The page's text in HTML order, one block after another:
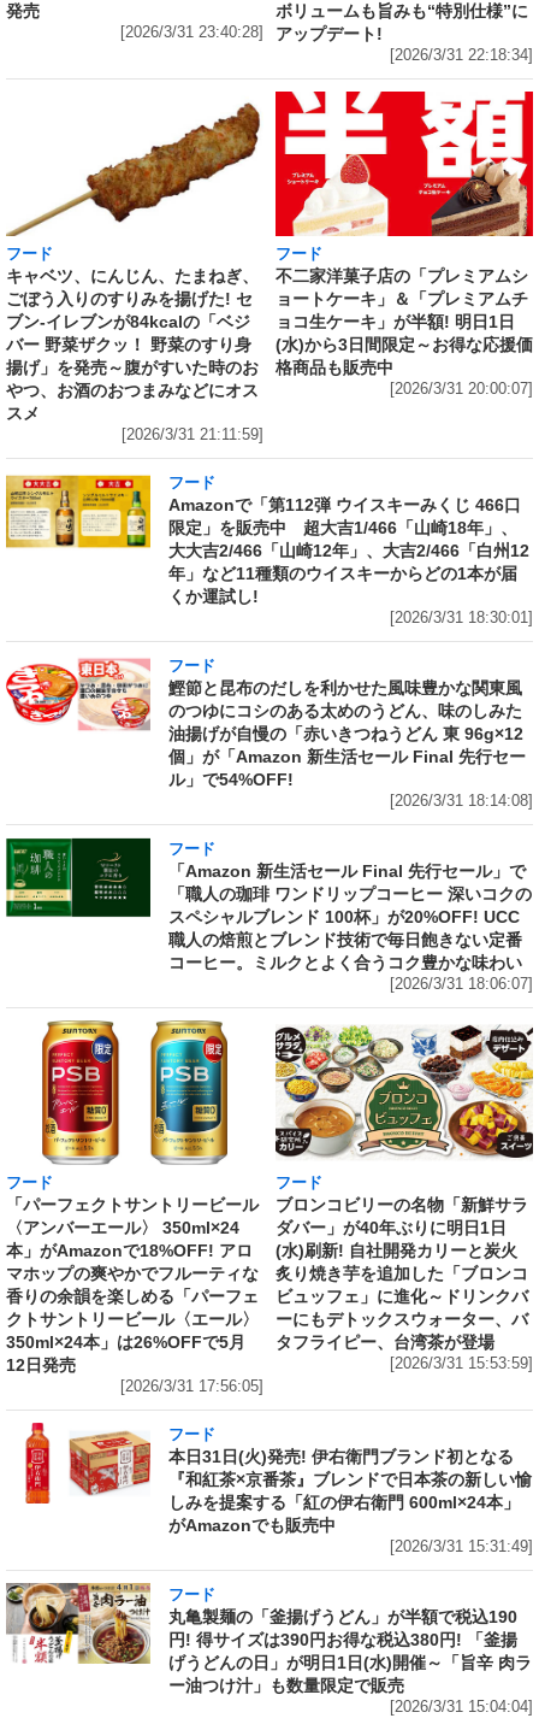
発売
[2026/3/31 23:40:28]
ボリュームも旨みも“特別仕様”に
アップデート!
[2026/3/31 22:18:34]
フード
キャベツ、にんじん、たまねぎ、
ごぼう入りのすりみを揚げた! セ
ブン‐イレブンが84kcalの「ベジ
バー 野菜ザクッ！ 野菜のすり身
揚げ」を発売～腹がすいた時のお
やつ、お酒のおつまみなどにオス
スメ
[2026/3/31 21:11:59]
フード
不二家洋菓子店の「プレミアムシ
ョートケーキ」＆「プレミアムチ
ョコ生ケーキ」が半額! 明日1日
(水)から3日間限定～お得な応援価
格商品も販売中
[2026/3/31 20:00:07]
フード
Amazonで「第112弾 ウイスキーみくじ 466口
限定」を販売中 超大吉1/466「山崎18年」、
大大吉2/466「山崎12年」、大吉2/466「白州12
年」など11種類のウイスキーからどの1本が届
くか運試し!
[2026/3/31 18:30:01]
フード
鰹節と昆布のだしを利かせた風味豊かな関東風
のつゆにコシのある太めのうどん、味のしみた
油揚げが自慢の「赤いきつねうどん 東 96g×12
個」が「Amazon 新生活セール Final 先行セー
ル」で54%OFF!
[2026/3/31 18:14:08]
フード
「Amazon 新生活セール Final 先行セール」で
「職人の珈琲 ワンドリップコーヒー 深いコクの
スペシャルブレンド 100杯」が20%OFF! UCC
職人の焙煎とブレンド技術で毎日飽きない定番
コーヒー。ミルクとよく合うコク豊かな味わい
[2026/3/31 18:06:07]
フード
「パーフェクトサントリービール
〈アンバーエール〉 350ml×24
本」がAmazonで18%OFF! アロ
マホップの爽やかでフルーティな
香りの余韻を楽しめる「パーフェ
クトサントリービール〈エール〉
350ml×24本」は26%OFFで5月
12日発売
[2026/3/31 17:56:05]
フード
ブロンコビリーの名物「新鮮サラ
ダバー」が40年ぶりに明日1日
(水)刷新! 自社開発カリーと炭火
炙り焼き芋を追加した「ブロンコ
ビュッフェ」に進化～ドリンクバ
ーにもデトックスウォーター、バ
タフライピー、台湾茶が登場
[2026/3/31 15:53:59]
フード
本日31日(火)発売! 伊右衛門ブランド初となる
『和紅茶×京番茶』ブレンドで日本茶の新しい愉
しみを提案する「紅の伊右衛門 600ml×24本」
がAmazonでも販売中
[2026/3/31 15:31:49]
フード
丸亀製麺の「釜揚げうどん」が半額で税込190
円! 得サイズは390円お得な税込380円! 「釜揚
げうどんの日」が明日1日(水)開催～「旨辛 肉ラ
ー油つけ汁」も数量限定で販売
[2026/3/31 15:04:04]